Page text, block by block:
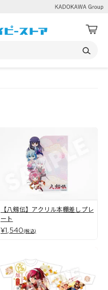
【八剱伝】アクリル本棚差しプレ
ート
¥1,540(税込)